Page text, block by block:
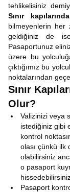
tehlikelisiniz
Sınır
bilmeyenlerin her
geldiğiniz de
Pasaportunuz
üzere bu
çıktığımız bu
noktalarından
Sınır
Olur?
Valizinizi veya
istediğiniz gibi
kontrol
olası çünkü ilk
olabilirsiniz
o pasaport
Pasaport